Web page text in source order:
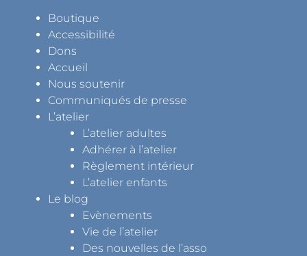
Boutique
Accessibilité
Dons
Accueil
Nous soutenir
Communiqués de presse
L’atelier
L’atelier adultes
Adhérer à l’atelier
Règlement intérieur
L’atelier enfants
Le blog
Evènements
Vie de l’atelier
Des nouvelles de l’asso